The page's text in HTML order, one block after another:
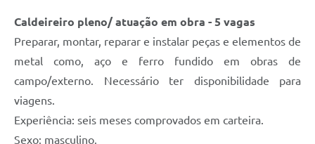
Caldeireiro pleno/ atuação em obra - 5 vagas
Preparar, montar, reparar e instalar peças e elementos de
metal como, aço e ferro fundido em obras de
campo/externo. Necessário ter disponibilidade para
viagens.
Experiência: seis meses comprovados em carteira.
Sexo: masculino.